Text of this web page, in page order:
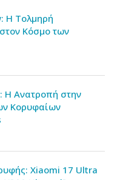
Η Τολμηρή
Κόσμο των
Η Ανατροπή στην
Κορυφαίων
Xiaomi 17 Ultra